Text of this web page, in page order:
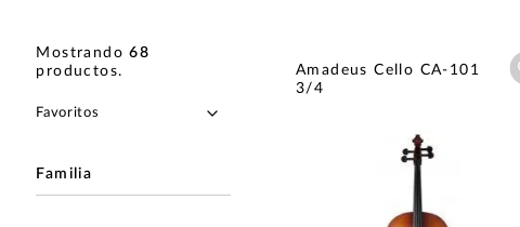
Mostrando68
productos.
Familia
Amadeus Cello CA-101
3/4